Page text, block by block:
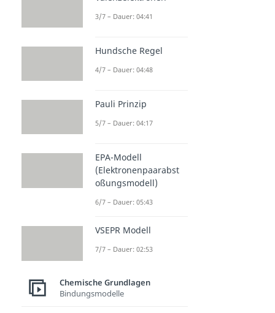
3/7 – Dauer: 04:41
Hundsche Regel
4/7 – Dauer: 04:48
Pauli Prinzip
5/7 – Dauer: 04:17
EPA-Modell
(Elektronenpaarabst
oßungsmodell)
6/7 – Dauer: 05:43
VSEPR Modell
7/7 – Dauer: 02:53
Chemische Grundlagen
Bindungsmodelle